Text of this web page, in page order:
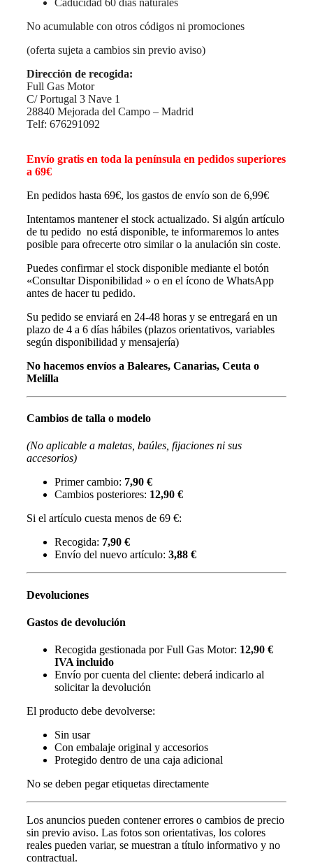
No acumulable con otros códigos ni promociones
(oferta sujeta a cambios sin previo aviso)
Dirección de recogida:
Full Gas Motor
C/ Portugal 3 Nave 1
28840 Mejorada del Campo – Madrid
Telf: 676291092
Envío gratis en toda la península en pedidos superiores
a 69€
En pedidos hasta 69€, los gastos de envío son de 6,99€
Intentamos mantener el stock actualizado. Si algún artículo
de tu pedido no está disponible, te informaremos lo antes
posible para ofrecerte otro similar o la anulación sin coste.
Puedes confirmar el stock disponible mediante el botón
«Consultar Disponibilidad » o en el ícono de WhatsApp
antes de hacer tu pedido.
Su pedido se enviará en 24-48 horas y se entregará en un
plazo de 4 a 6 días hábiles (plazos orientativos, variables
según disponibilidad y mensajería)
No hacemos envíos a Baleares, Canarias, Ceuta o
Melilla
Cambios de talla o modelo
(No aplicable a maletas, baúles, fijaciones ni sus
accesorios)
Primer cambio: 7,90 €
Cambios posteriores: 12,90 €
Si el artículo cuesta menos de 69 €:
Recogida: 7,90 €
Envío del nuevo artículo: 3,88 €
Devoluciones
Gastos de devolución
Recogida gestionada por Full Gas Motor: 12,90 €
IVA incluido
Envío por cuenta del cliente: deberá indicarlo al
solicitar la devolución
El producto debe devolverse:
Sin usar
Con embalaje original y accesorios
Protegido dentro de una caja adicional
No se deben pegar etiquetas directamente
Los anuncios pueden contener errores o cambios de precio
sin previo aviso. Las fotos son orientativas, los colores
reales pueden variar, se muestran a título informativo y no
contractual.